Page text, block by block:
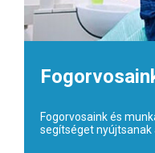
Fogorvosaink és
segítséget nyújtsanak